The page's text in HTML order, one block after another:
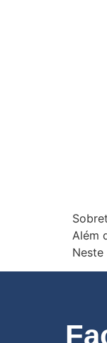
Além